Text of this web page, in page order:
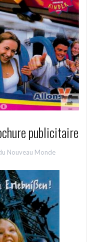
publicitaire
Nouveau Monde